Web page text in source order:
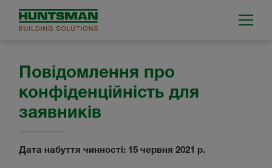
Повідомлення про
конфіденційність для
заявників
Дата набуття чинності: 15 червня 2021 р.